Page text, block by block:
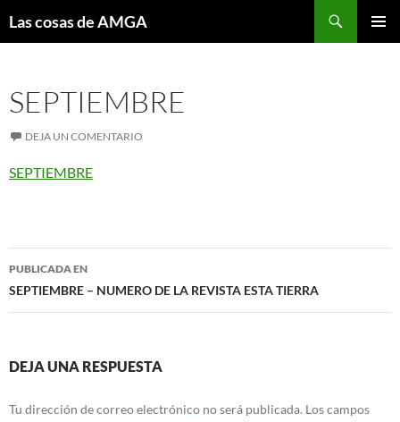
Las cosas de AMGA
SEPTIEMBRE
DEJA UN COMENTARIO
SEPTIEMBRE
Navegación
de
PUBLICADA EN
SEPTIEMBRE – NUMERO DE LA REVISTA ESTA TIERRA
DEJA UNA RESPUESTA
Tu dirección de correo electrónico no será publicada. Los campos